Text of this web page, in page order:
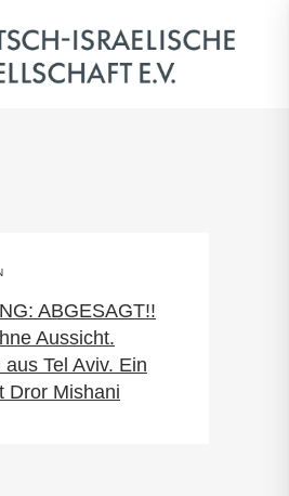
ABGESAGT!!
Aussicht.
aus Tel Aviv. Ein
Dror Mishani